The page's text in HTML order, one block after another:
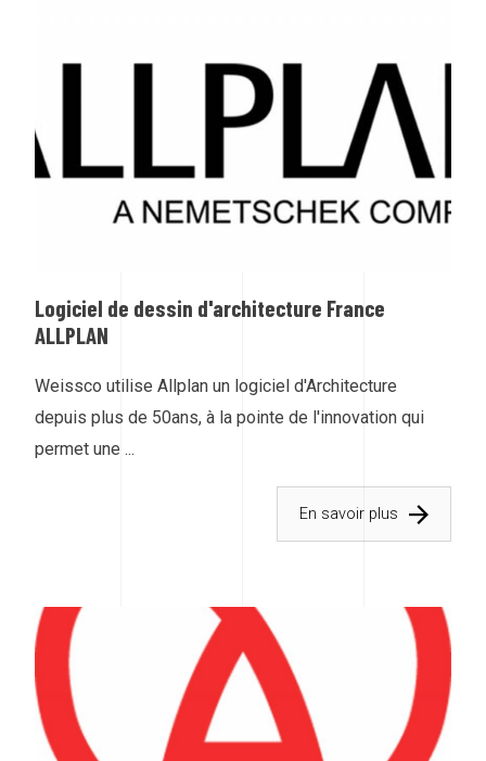
Logiciel de dessin d'architecture France
ALLPLAN
Weissco utilise Allplan un logiciel d'Architecture
depuis plus de 50ans, à la pointe de l'innovation qui
permet une ...
En savoir plus